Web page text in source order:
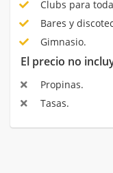
Clubs para
Bares y
Gimnasio.
El precio no
Propinas.
Tasas.